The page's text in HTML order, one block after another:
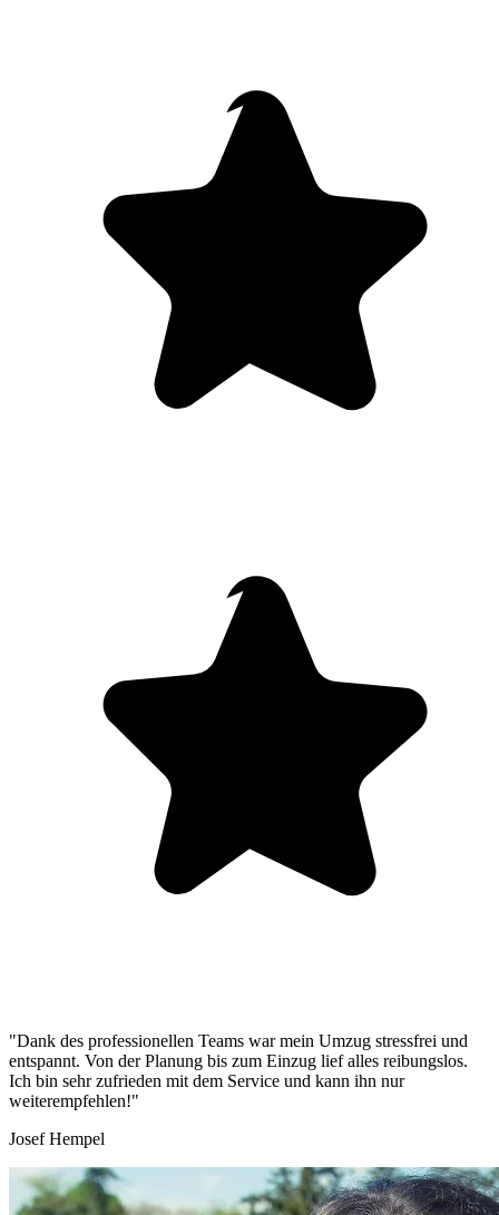
"Dank des professionellen Teams war mein Umzug stressfrei und
entspannt. Von der Planung bis zum Einzug lief alles reibungslos.
Ich bin sehr zufrieden mit dem Service und kann ihn nur
weiterempfehlen!"
Josef Hempel